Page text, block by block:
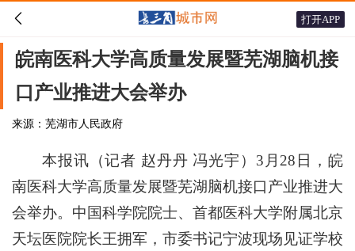
 打开APP
皖南医科大学高质量发展暨芜湖脑机接
口产业推进大会举办
来源：芜湖市人民政府
本报讯（记者 赵丹丹 冯光宇）3月28日，皖
南医科大学高质量发展暨芜湖脑机接口产业推进大
会举办。中国科学院院士、首都医科大学附属北京
天坛医院院长王拥军，市委书记宁波现场见证学校